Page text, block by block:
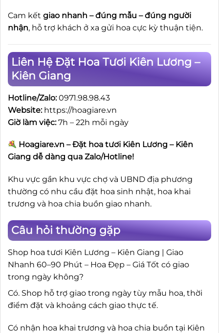
Cam kết giao nhanh – đúng mẫu – đúng người
nhận, hỗ trợ khách ở xa gửi hoa cực kỳ thuận tiện.
Liên Hệ Đặt Hoa Tươi Kiên Lương –
Kiên Giang
Hotline/Zalo:0971.98.98.43
Website: https://hoagiare.vn
Giờ làm việc:7h – 22h mỗi ngày
Hoagiare.vn – Đặt hoa tươi Kiên Lương – Kiên
Giang dễ dàng qua Zalo/Hotline!
Khu vực gần khu vực chợ và UBND địa phương
thường có nhu cầu đặt hoa sinh nhật, hoa khai
trương và hoa chia buồn giao nhanh.
Câu hỏi thường gặp
Shop hoa tươi Kiên Lương – Kiên Giang | Giao
Nhanh 60–90 Phút – Hoa Đẹp – Giá Tốt có giao
trong ngày không?
Có. Shop hỗ trợ giao trong ngày tùy mẫu hoa, thời
điểm đặt và khoảng cách giao thực tế.
Có nhận hoa khai trương và hoa chia buồn tại Kiên